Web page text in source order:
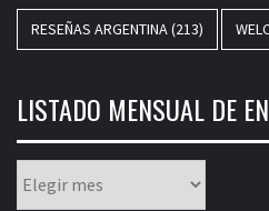
RESEÑAS ARGENTINA(213)
LISTADO MENSUAL DE
mensual